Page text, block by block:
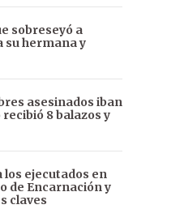
sobreseyó a
su hermana y
asesinados iban
8 balazos y
ejecutados en
de Encarnación y
claves